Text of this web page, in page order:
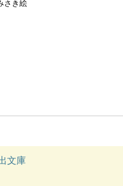
さき絵
文庫